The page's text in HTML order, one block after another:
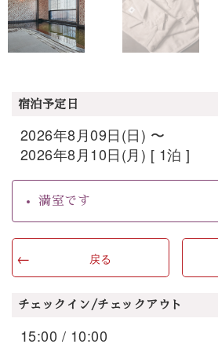
宿泊予定日
2026年8月09日(日) 〜
2026年8月10日(月) [ 1泊 ]
満室です
戻る
チェックイン/チェックアウト
15:00 / 10:00